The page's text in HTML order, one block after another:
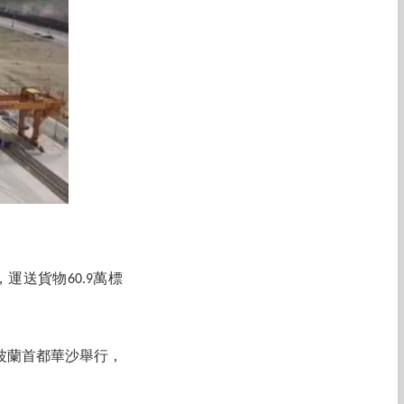
運送貨物60.9萬標
首都華沙舉行，